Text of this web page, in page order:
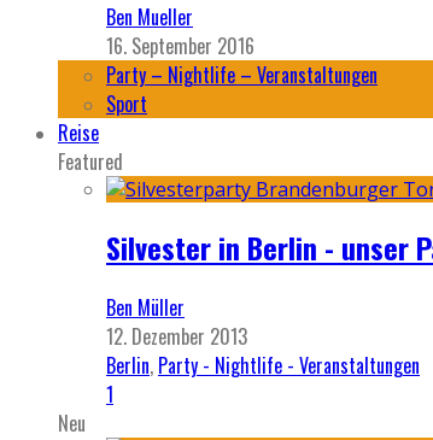
Ben Mueller
16. September 2016
Party – Nightlife – Veranstaltungen
Sport
Reise
Featured
Silvester in Berlin - unser
Ben Müller
12. Dezember 2013
Berlin, Party - Nightlife - Veranstaltungen
1
Neu